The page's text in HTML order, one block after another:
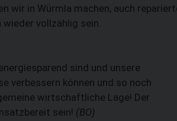
wir in Würmla machen, auch
vollzählig sein.
sind und unsere
verbessern können und so noch
wirtschaftliche Lage! Der
sein! (BO)